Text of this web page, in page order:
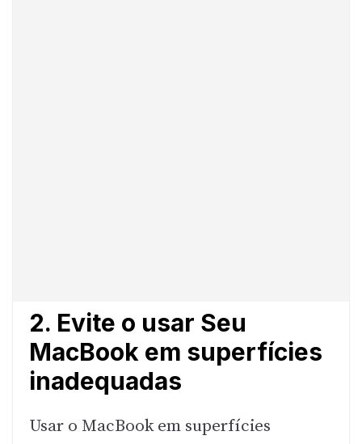
2. Evite o usar Seu
MacBook em superfícies
inadequadas
Usar o MacBook em superfícies